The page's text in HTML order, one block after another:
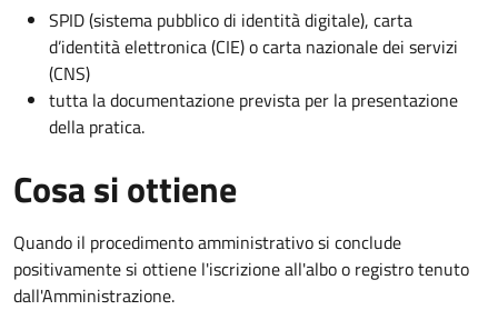
SPID (sistema pubblico di identità digitale), carta
d’identità elettronica (CIE) o carta nazionale dei servizi
(CNS)
tutta la documentazione prevista per la presentazione
della pratica.
Cosa si ottiene
Quando il procedimento amministrativo si conclude
positivamente si ottiene l'iscrizione all'albo o registro tenuto
dall'Amministrazione.